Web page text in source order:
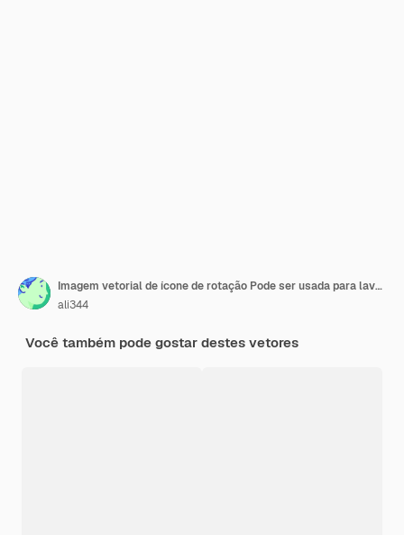
Imagem vetorial de ícone de rotação Pode ser usada para lavandaria
ali344
Você também pode gostar destes vetores